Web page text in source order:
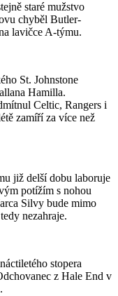
staré mužstvo
chyběl Butler-
lavičce A-týmu.
St. Johnstone
Hamilla.
Celtic, Rangers i
zamíří za více než
již delší dobu laboruje
potížím s nohou
Silvy bude mimo
nezahraje.
stopera
z Hale End v